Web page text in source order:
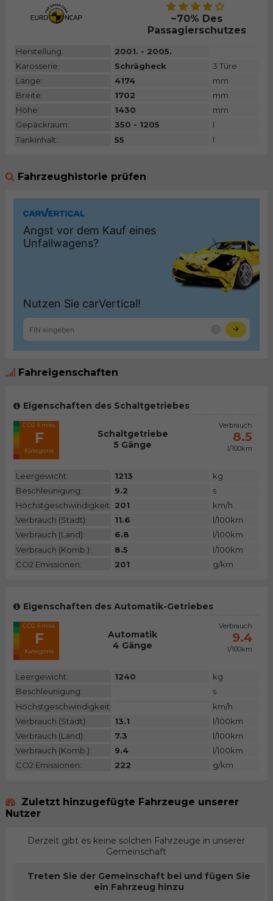
~70% Des
Passagierschutzes
Herstellung:
2001. - 2005.
Karosserie:
Schrägheck
3 Türe
Länge:
4174
mm
Breite:
1702
mm
Höhe:
1430
mm
Gepäckraum:
350 - 1205
l
Tankinhalt:
55 l
Fahrzeughistorie prüfen
Fahreigenschaften
Eigenschaften des Schaltgetriebes
CO2 Emiss.
F
Kategorie
Schaltgetriebe
5 Gänge
Verbrauch
8.5
l/100km
Leergewicht: 1213
kg
Beschleunigung:
9.2
s
Höchstgeschwindigkeit: 201
km/h
Verbrauch (Stadt):
11.6
l/100km
Verbrauch (Land):
6.8
l/100km
Verbrauch (Komb.):
8.5
l/100km
CO2 Emissionen:
201 g/km
Eigenschaften des Automatik-Getriebes
CO2 Emiss.
F
Kategorie
Automatik
4 Gänge
Verbrauch
9.4
l/100km
Leergewicht: 1240
kg
Beschleunigung:
s
Höchstgeschwindigkeit:
km/h
Verbrauch (Stadt):
13.1
l/100km
Verbrauch (Land):
7.3
l/100km
Verbrauch (Komb.):
9.4
l/100km
CO2 Emissionen:
222 g/km
Zuletzt hinzugefügte Fahrzeuge unserer
Nutzer
Derzeit gibt es keine solchen Fahrzeuge in unserer
Gemeinschaft
Treten Sie der Gemeinschaft bei und fügen Sie
ein Fahrzeug hinzu